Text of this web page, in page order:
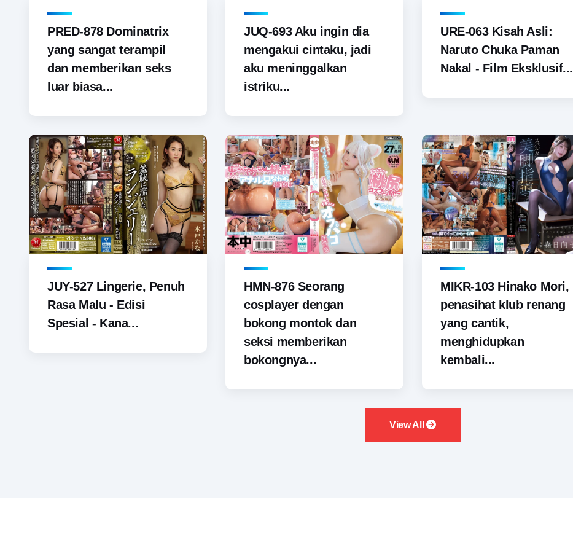
PRED-878 Dominatrix
yang sangat terampil
dan memberikan seks
luar biasa...
JUQ-693 Aku ingin dia
mengakui cintaku, jadi
aku meninggalkan
istriku...
URE-063 Kisah Asli:
Naruto Chuka Paman
Nakal - Film Eksklusif...
JUY-527 Lingerie, Penuh
Rasa Malu - Edisi
Spesial - Kana...
HMN-876 Seorang
cosplayer dengan
bokong montok dan
seksi memberikan
bokongnya...
MIKR-103 Hinako Mori,
penasihat klub renang
yang cantik,
menghidupkan
kembali...
View All